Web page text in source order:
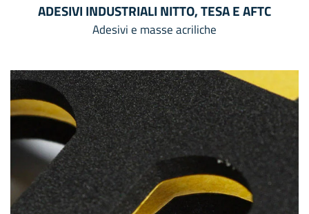
ADESIVI INDUSTRIALI NITTO, TESA E AFTC
Adesivi e masse acriliche